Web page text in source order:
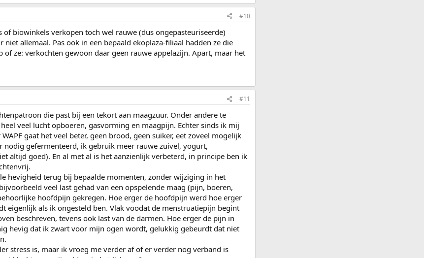
#10
of biowinkels verkopen toch wel rauwe (dus ongepasteuriseerde)
allemaal. Pas ook in een bepaald ekoplaza-filiaal hadden ze die
of ze: verkochten gewoon daar geen rauwe appelazijn. Apart, maar het
#11
die past bij een tekort aan maagzuur. Onder andere te
veel lucht opboeren, gasvorming en maagpijn. Echter sinds ik mij
gaat het veel beter, geen brood, geen suiker, eet zoveel mogelijk
gefermenteerd, ik gebruik meer rauwe zuivel, yogurt,
altijd goed). En al met al is het aanzienlijk verbeterd, in principe ben ik
hevigheid terug bij bepaalde momenten, zonder wijziging in het
veel last gehad van een opspelende maag (pijn, boeren,
hoofdpijn gekregen. Hoe erger de hoofdpijn werd hoe erger
eigenlijk als ik ongesteld ben. Vlak voodat de menstruatiepijn begint
beschreven, tevens ook last van de darmen. Hoe erger de pijn in
hevig dat ik zwart voor mijn ogen wordt, gelukkig gebeurdt dat niet
stress is, maar ik vroeg me verder af of er verder nog verband is